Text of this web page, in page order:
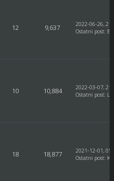
12 9,637
2022-06-26,
Ostatni post:
10 10,884
2022-03-07,
Ostatni post:
18 18,877
2021-12-01,
Ostatni post: